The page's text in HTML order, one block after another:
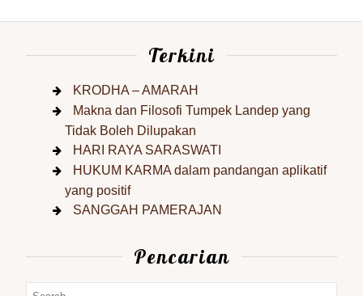
Terkini
KRODHA – AMARAH
Makna dan Filosofi Tumpek Landep yang
Tidak Boleh Dilupakan
HARI RAYA SARASWATI
HUKUM KARMA dalam pandangan aplikatif
yang positif
SANGGAH PAMERAJAN
Pencarian